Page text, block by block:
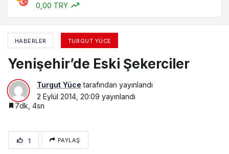
0,00 TRY
HABERLER TURGUT YÜCE
Yenişehir’de Eski Şekerciler
Turgut Yüce tarafından yayınlandı
2 Eylül 2014, 20:09 yayınlandı
7dk, 4sn
1 PAYLAŞ